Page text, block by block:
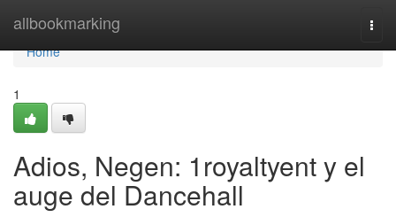
allbookmarking
Home
Home
1
Adios, Negen: 1royaltyent y el
auge del Dancehall